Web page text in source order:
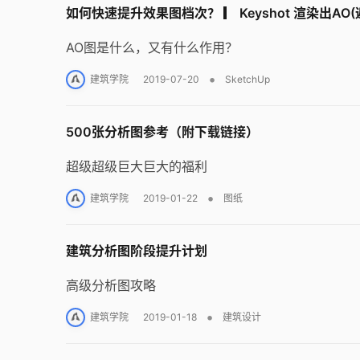
如何快速提升效果图档次？ ▎ Keyshot 渲染出AO(
AO图是什么，又有什么作用？
建筑学院 2019-07-20 • SketchUp
500张分析图参考（附下载链接）
超级超级巨大巨大的福利
建筑学院 2019-01-22 • 图纸
建筑分析图阶段提升计划
高级分析图攻略
建筑学院 2019-01-18 • 建筑设计